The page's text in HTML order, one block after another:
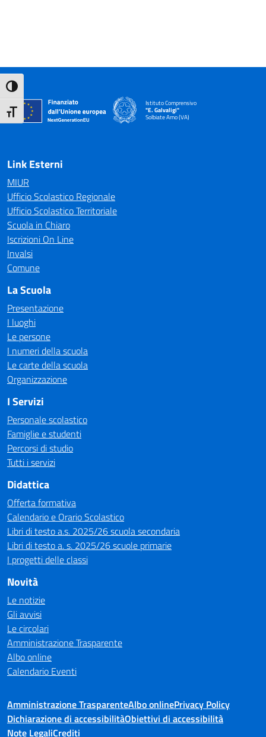
Attiva/disattiva alto contrasto
Attiva/disattiva dimensione testo
Istituto Comprensivo
"E. Galvaligi"
Solbiate Arno (VA)
— Visita la pagina iniziale della scuola
Link Esterni
MIUR
Ufficio Scolastico Regionale
Ufficio Scolastico Territoriale
Scuola in Chiaro
Iscrizioni On Line
Invalsi
Comune
La Scuola
Presentazione
I luoghi
Le persone
I numeri della scuola
Le carte della scuola
Organizzazione
I Servizi
Personale scolastico
Famiglie e studenti
Percorsi di studio
Tutti i servizi
Didattica
Offerta formativa
Calendario e Orario Scolastico
Libri di testo a.s. 2025/26 scuola secondaria
Libri di testo a. s. 2025/26 scuole primarie
I progetti delle classi
Novità
Le notizie
Gli avvisi
Le circolari
Amministrazione Trasparente
Albo online
Calendario Eventi
Amministrazione TrasparenteAlbo onlinePrivacy Policy
Dichiarazione di accessibilitàObiettivi di accessibilità
Note LegaliCrediti